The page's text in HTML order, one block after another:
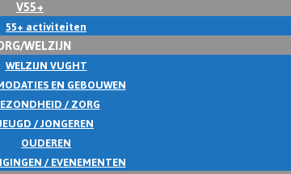
V55+
55+ activiteiten
WELZIJN
WELZIJN VUGHT
EN GEBOUWEN
/ ZORG
/ JONGEREN
OUDEREN
/ EVENEMENTEN